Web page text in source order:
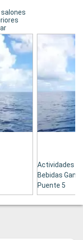
Actividades
Bebidas
Puente 5